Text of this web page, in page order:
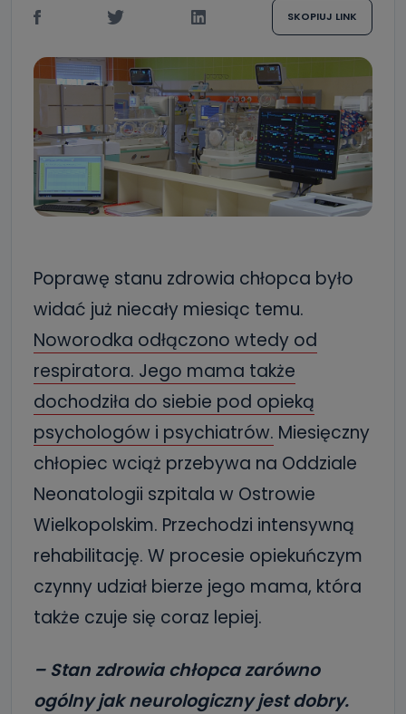
SKOPIUJ LINK
Poprawę stanu zdrowia chłopca było
widać już niecały miesiąc temu.
Noworodka odłączono wtedy od
respiratora. Jego mama także
dochodziła do siebie pod opieką
psychologów i psychiatrów. Miesięczny
chłopiec wciąż przebywa na Oddziale
Neonatologii szpitala w Ostrowie
Wielkopolskim. Przechodzi intensywną
rehabilitację. W procesie opiekuńczym
czynny udział bierze jego mama, która
także czuje się coraz lepiej.
– Stan zdrowia chłopca zarówno
ogólny jak neurologiczny jest dobry.